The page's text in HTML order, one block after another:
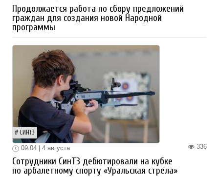
Продолжается работа по сбору предложений
граждан для создания новой Народной
программы
СИНТЗ
336
09:04 | 4 августа
Сотрудники СинТЗ дебютировали на кубке
по арбалетному спорту «Уральская стрела»